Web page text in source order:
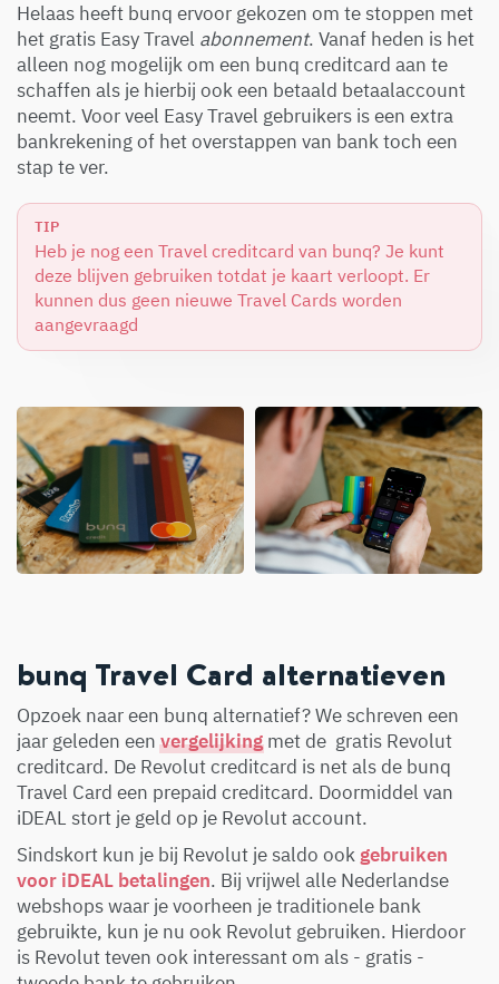
Helaas heeft bunq ervoor gekozen om te stoppen met
het gratis Easy Travel abonnement. Vanaf heden is het
alleen nog mogelijk om een bunq creditcard aan te
schaffen als je hierbij ook een betaald betaalaccount
neemt. Voor veel Easy Travel gebruikers is een extra
bankrekening of het overstappen van bank toch een
stap te ver.
TIP
Heb je nog een Travel creditcard van bunq? Je kunt
deze blijven gebruiken totdat je kaart verloopt. Er
kunnen dus geen nieuwe Travel Cards worden
aangevraagd
bunq Travel Card alternatieven
Opzoek naar een bunq alternatief? We schreven een
jaar geleden eenvergelijkingmet de gratis Revolut
creditcard. De Revolut creditcard is net als de bunq
Travel Card een prepaid creditcard. Doormiddel van
iDEAL stort je geld op je Revolut account.
Sindskort kun je bij Revolut je saldo ook gebruiken
voor iDEAL betalingen. Bij vrijwel alle Nederlandse
webshops waar je voorheen je traditionele bank
gebruikte, kun je nu ook Revolut gebruiken. Hierdoor
is Revolut teven ook interessant om als - gratis -